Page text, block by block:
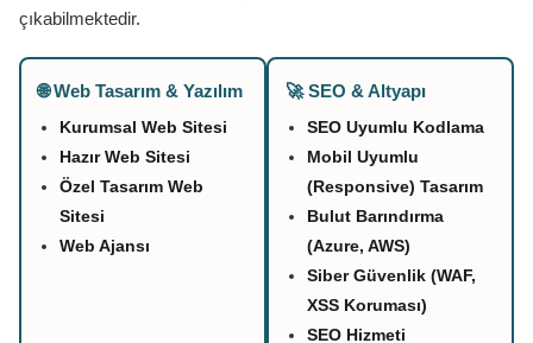
çıkabilmektedir.
🌐 Web Tasarım & Yazılım
Kurumsal Web Sitesi
Hazır Web Sitesi
Özel Tasarım Web
Sitesi
Web Ajansı
🚀 SEO & Altyapı
SEO Uyumlu Kodlama
Mobil Uyumlu
(Responsive) Tasarım
Bulut Barındırma
(Azure, AWS)
Siber Güvenlik (WAF,
XSS Koruması)
SEO Hizmeti